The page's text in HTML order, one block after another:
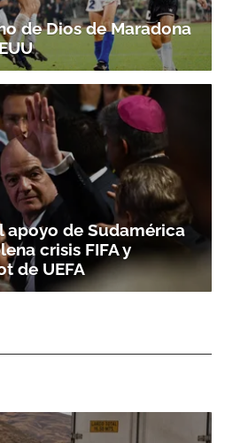
de Dios de Maradona
apoyo de Sudamérica
crisis FIFA y
de UEFA